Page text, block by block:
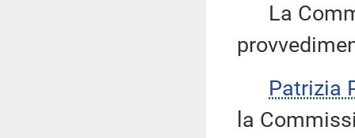
La
Patrizia
la